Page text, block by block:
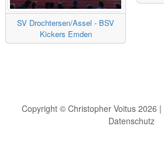
SV Drochtersen/Assel - BSV
Kickers Emden
Copyright © Christopher Voitus 2026 |
Datenschutz